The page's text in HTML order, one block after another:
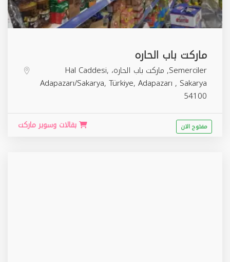
ماركت باب الحاره
Semerciler, ماركت باب الحاره، Hal Caddesi,
Adapazarı/Sakarya, Türkiye, Adapazarı , Sakarya
54100
بقالات وسوبر ماركت مفتوح الان